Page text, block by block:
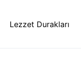
Lezzet Durakları